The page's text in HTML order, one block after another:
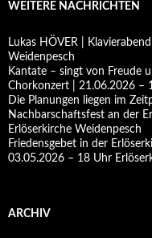
WEITERE NACHRICHTEN
Lukas HÖVER |
Weidenpesch
Kantate – singt von Freude
Chorkonzert | 21.06.2026 –
Die Planungen liegen im
Nachbarschaftsfest an der
Erlöserkirche Weidenpesch
Friedensgebet in der
03.05.2026 – 18 Uhr
ARCHIV